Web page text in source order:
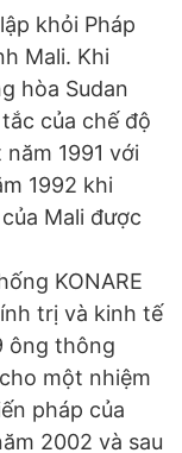
khỏi Pháp
Mali. Khi
hòa Sudan
của chế độ
1991 với
1992 khi
Mali được
KONARE
trị và kinh tế
ông thông
một nhiệm
pháp của
2002 và sau